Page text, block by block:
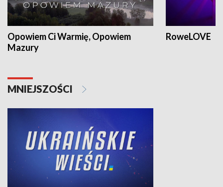
Opowiem Ci Warmię, Opowiem
Mazury
RoweLOVE
MNIEJSZOŚCI